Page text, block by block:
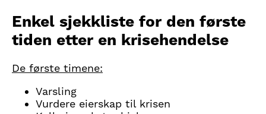
Enkel sjekkliste for den første
tiden etter en krisehendelse
De første timene:
Varsling
Vurdere eierskap til krisen